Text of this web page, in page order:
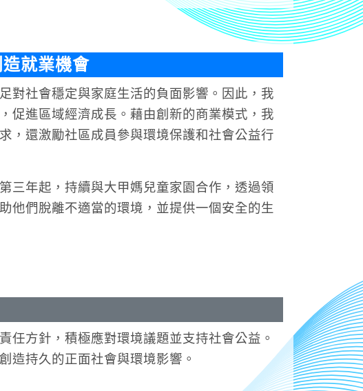
就業機會
對社會穩定與家庭生活的負面影響。因此，我
促進區域經濟成長。藉由創新的商業模式，我
，還激勵社區成員參與環境保護和社會公益行
三年起，持續與大甲媽兒童家園合作，透過領
他們脫離不適當的環境，並提供一個安全的生
任方針，積極應對環境議題並支持社會公益。
造持久的正面社會與環境影響。